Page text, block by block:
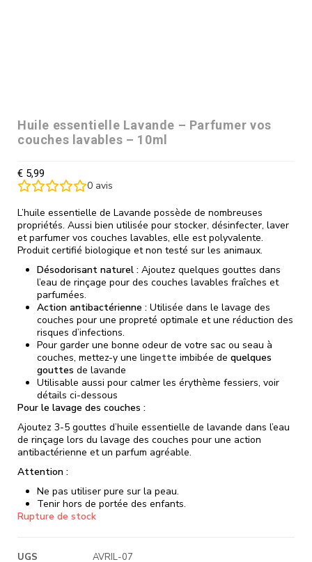
Huile essentielle Lavande – Parfumer vos
couches lavables – 10ml
€ 5,99
0 avis
L’huile essentielle de Lavande possède de nombreuses
propriétés. Aussi bien utilisée pour stocker, désinfecter, laver
et parfumer vos couches lavables, elle est polyvalente.
Produit certifié biologique et non testé sur les animaux.
Désodorisant naturel : Ajoutez quelques gouttes dans
l’eau de rinçage pour des couches lavables fraîches et
parfumées.
Action antibactérienne : Utilisée dans le lavage des
couches pour une propreté optimale et une réduction des
risques d’infections.
Pour garder une bonne odeur de votre sac ou seau à
couches, mettez-y une lingette imbibée de quelques
gouttes de lavande
Utilisable aussi pour calmer les érythème fessiers, voir
détails ci-dessous
Pour le lavage des couches :
Ajoutez 3-5 gouttes d’huile essentielle de lavande dans l’eau
de rinçage lors du lavage des couches pour une action
antibactérienne et un parfum agréable.
Attention :
Ne pas utiliser pure sur la peau.
Tenir hors de portée des enfants.
Rupture de stock
UGS
AVRIL-07